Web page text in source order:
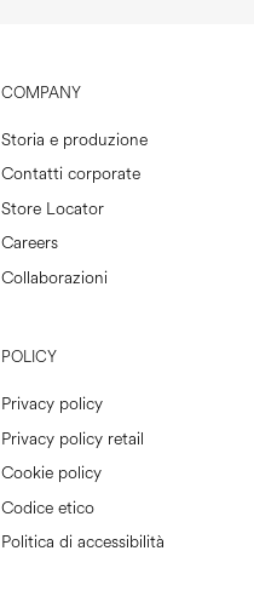
COMPANY
Storia e produzione
Contatti corporate
Store Locator
Careers
Collaborazioni
POLICY
Privacy policy
Privacy policy retail
Cookie policy
Codice etico
Politica di accessibilità